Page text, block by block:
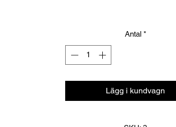
Antal *
Lägg i kundvagn